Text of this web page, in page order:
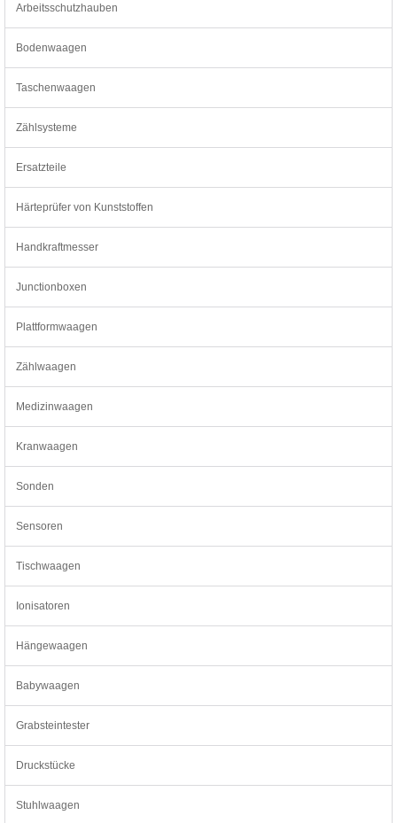
Arbeitsschutzhauben
Bodenwaagen
Taschenwaagen
Zählsysteme
Ersatzteile
Härteprüfer von Kunststoffen
Handkraftmesser
Junctionboxen
Plattformwaagen
Zählwaagen
Medizinwaagen
Kranwaagen
Sonden
Sensoren
Tischwaagen
Ionisatoren
Hängewaagen
Babywaagen
Grabsteintester
Druckstücke
Stuhlwaagen